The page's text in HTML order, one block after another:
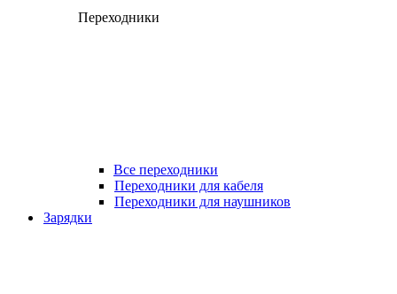
Переходники
Все переходники
Переходники для кабеля
Переходники для наушников
Зарядки